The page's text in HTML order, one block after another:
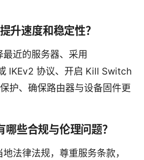
升速度和稳定性？
近的服务器、采用
IKEv2 协议、开启 Kill Switch
护、确保路由器与设备固件更
哪些合规与伦理问题？
法律法规，尊重服务条款，